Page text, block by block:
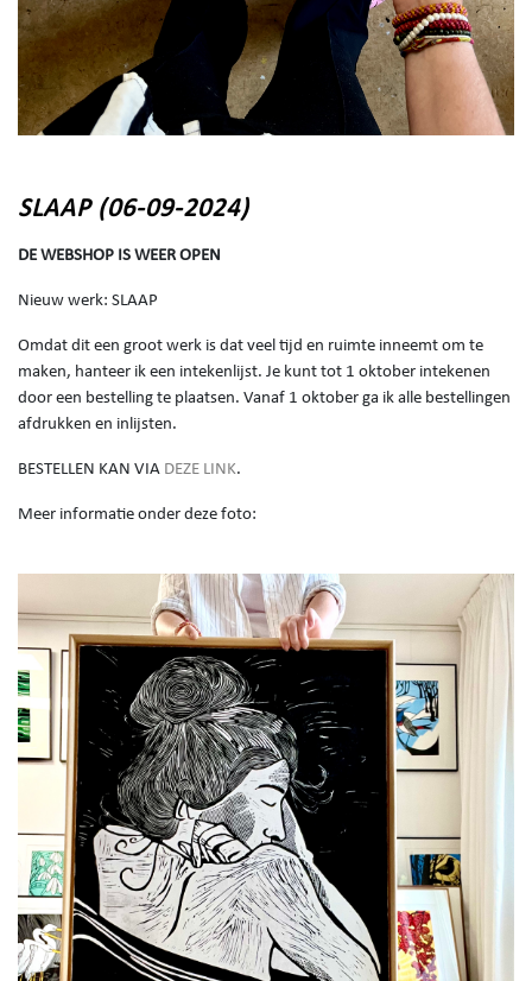
SLAAP (06-09-2024)
DE WEBSHOP IS WEER OPEN
Nieuw werk: SLAAP
Omdat dit een groot werk is dat veel tijd en ruimte inneemt om te
maken, hanteer ik een intekenlijst. Je kunt tot 1 oktober intekenen
door een bestelling te plaatsen. Vanaf 1 oktober ga ik alle bestellingen
afdrukken en inlijsten.
BESTELLEN KAN VIA DEZE LINK.
Meer informatie onder deze foto: